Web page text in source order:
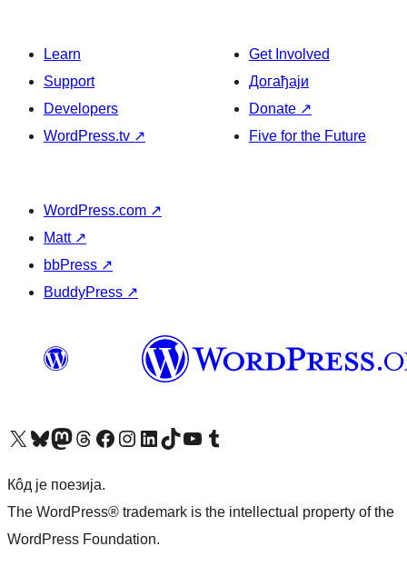
Learn
Support
Developers
WordPress.tv ↗
Get Involved
Догађаји
Donate ↗
Five for the Future
WordPress.com ↗
Matt ↗
bbPress ↗
BuddyPress ↗
Visit our X (formerly Twitter) account
Посетите наш Bluesky налог
Visit our Mastodon account
Посетите наш налог на Threads-у Visit our Facebook pageПосетите наш Инстаграм налог
Visit our LinkedIn account
Посетите наш TikTok налог
Visit our YouTube channel
Посетите наш Tumblr налог
Кôд је поезија.
The WordPress® trademark is the intellectual property of the
WordPress Foundation.